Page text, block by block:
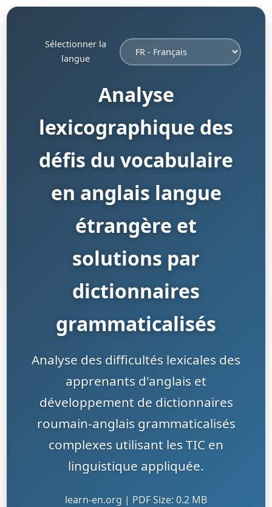
Sélectionner la
langue
Analyse
lexicographique des
défis du vocabulaire
en anglais langue
étrangère et
solutions par
dictionnaires
grammaticalisés
Analyse des difficultés lexicales des
apprenants d'anglais et
développement de dictionnaires
roumain-anglais grammaticalisés
complexes utilisant les TIC en
linguistique appliquée.
learn-en.org | PDF Size: 0.2 MB